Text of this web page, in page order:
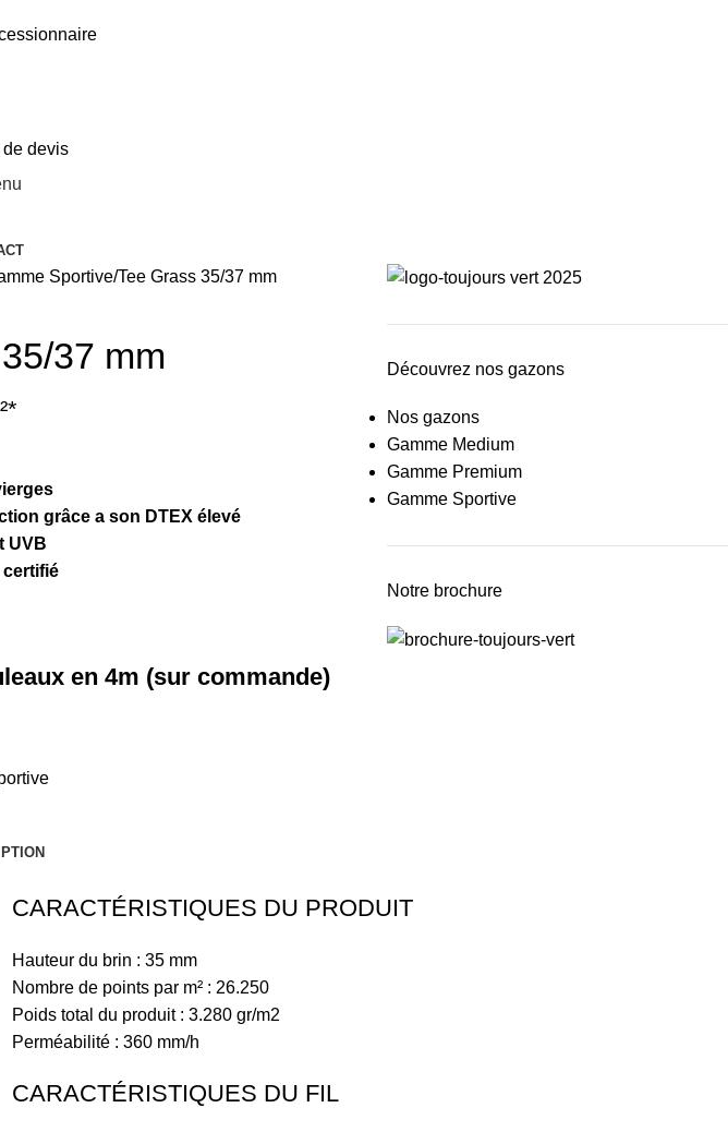
de devis
Sportive Tee Grass 35/37 mm
37 mm
grâce a son DTEX élevé
UVB
certifié
en 4m (sur commande)
Découvrez nos gazons
Nos gazons
Gamme Medium
Gamme Premium
Gamme Sportive
Notre brochure
CARACTÉRISTIQUES DU PRODUIT
Hauteur du brin : 35 mm
Nombre de points par m² : 26.250
Poids total du produit : 3.280 gr/m2
Perméabilité : 360 mm/h
CARACTÉRISTIQUES DU FIL